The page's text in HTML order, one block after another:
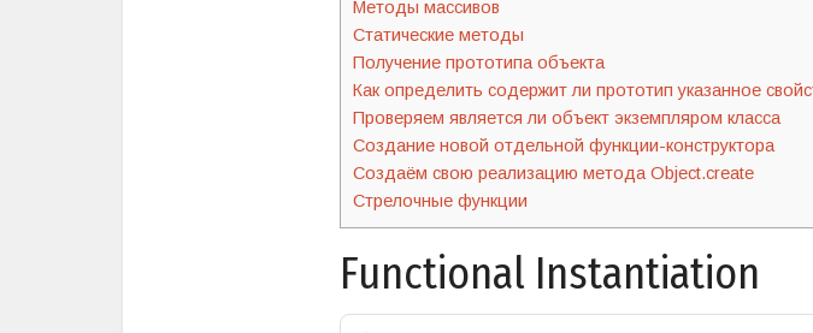
Методы массивов
Статические методы
Получение прототипа объекта
Как определить содержит ли прототип указанное
Проверяем является ли объект экземпляром класса
Создание новой отдельной функции-конструктора
Создаём свою реализацию метода Object.create
Стрелочные функции
Functional Instantiation